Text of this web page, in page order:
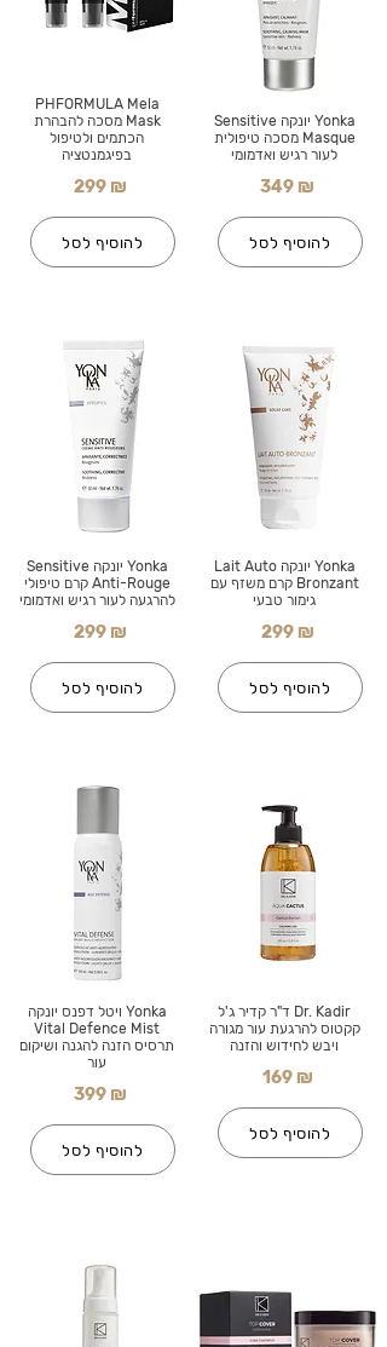
PHFORMULA Mela
Mask מסכה להבהרת
הכתמים ולטיפול
בפיגמנטציה
299 ₪
להוסיף לסל
Yonka יונקה Sensitive
Anti-Rouge קרם טיפולי
להרגעה לעור רגיש ואדמומי
299 ₪
להוסיף לסל
Yonka ויטל דפנס יונקה
Vital Defence Mist
תרסיס הזנה להגנה ושיקום
עור
399 ₪
להוסיף לסל
Yonka יונקה Sensitive
Masque מסכה טיפולית
לעור רגיש ואדמומי
349 ₪
להוסיף לסל
Yonka יונקה Lait Auto
Bronzant קרם משזף עם
גימור טבעי
299 ₪
להוסיף לסל
Dr. Kadir ד"ר קדיר ג'ל
קקטוס להרגעת עור מגורה
ויבש לחידוש והזנה
169 ₪
להוסיף לסל